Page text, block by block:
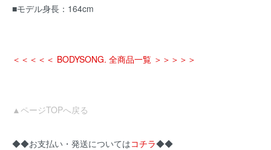
■モデル身長：164cm
＜＜＜＜＜ BODYSONG. 全商品一覧 ＞＞＞＞＞
▲ページTOPへ戻る
◆◆お支払い・発送についてはコチラ◆◆